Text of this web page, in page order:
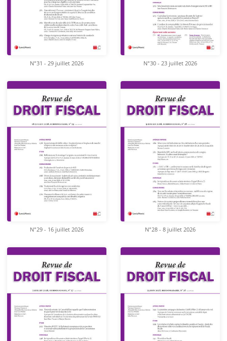
N°31 - 29 juillet 2026 N°30 - 23 juillet 2026
N°29 - 16 juillet 2026 N°28 - 8 juillet 2026